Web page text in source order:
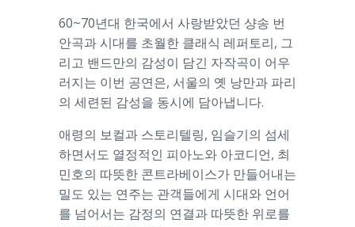
60~70년대 한국에서 사랑받았던 샹송 번
안곡과 시대를 초월한 클래식 레퍼토리, 그
리고 밴드만의 감성이 담긴 자작곡이 어우
러지는 이번 공연은, 서울의 옛 낭만과 파리
의 세련된 감성을 동시에 담아냅니다.
애령의 보컬과 스토리텔링, 임슬기의 섬세
하면서도 열정적인 피아노와 아코디언, 최
민호의 따뜻한 콘트라베이스가 만들어내는
밀도 있는 연주는 관객들에게 시대와 언어
를 넘어서는 감정의 연결과 따뜻한 위로를